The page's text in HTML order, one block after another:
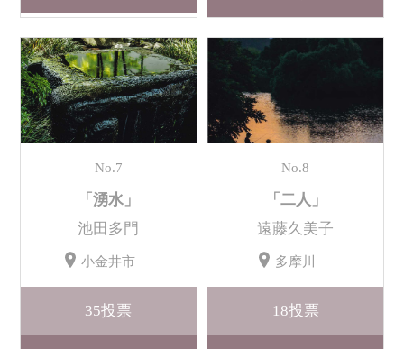
No.7
「湧水」
池田多門
小金井市
35投票
No.8
「二人」
遠藤久美子
多摩川
18投票